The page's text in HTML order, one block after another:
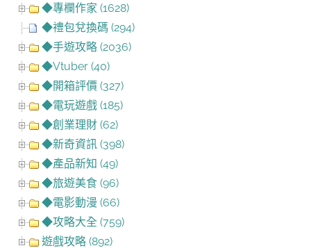
◆專欄作家 (1628)
◆禮包兌換碼 (294)
◆手遊攻略 (2036)
◆Vtuber (40)
◆開箱評價 (327)
◆電玩遊戲 (185)
◆創業理財 (62)
◆新奇資訊 (398)
◆產品新知 (49)
◆旅遊美食 (96)
◆電影動漫 (66)
◆攻略大全 (759)
遊戲攻略 (892)